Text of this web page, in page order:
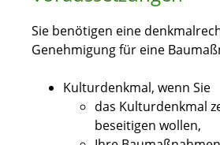
Sie benötigen eine
Genehmigung für eine
Kulturdenkmal, wenn Sie
das Kulturdenkmal
beseitigen wollen,